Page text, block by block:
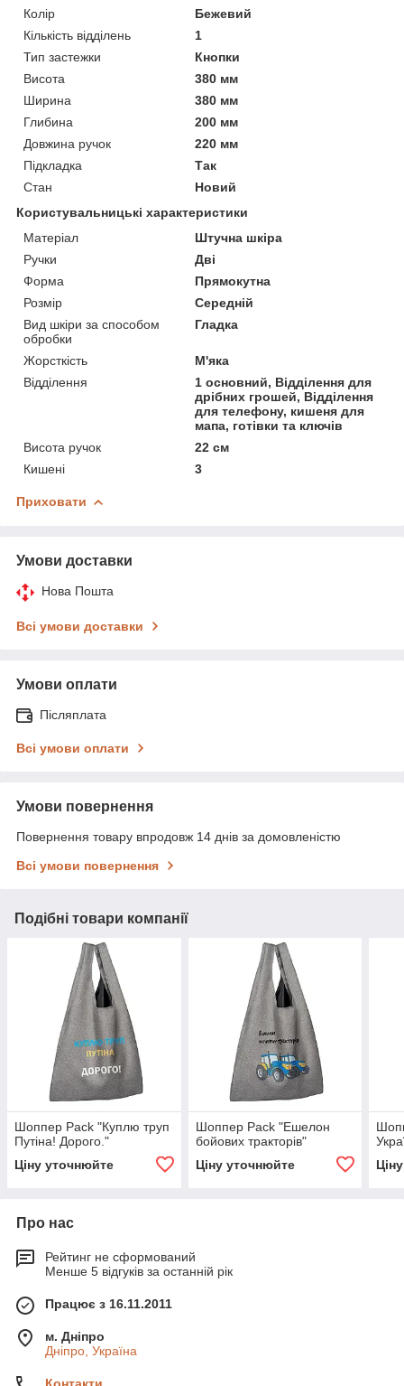
Колір
Бежевий
Кількість відділень
1
Тип застежки
Кнопки
Висота
380 мм
Ширина
380 мм
Глибина
200 мм
Довжина ручок
220 мм
Підкладка
Так
Стан
Новий
Користувальницькі характеристики
Матеріал
Штучна шкіра
Ручки
Дві
Форма
Прямокутна
Розмір
Середній
Вид шкіри за способом
обробки
Гладка
Жорсткість
М'яка
Відділення
1 основний, Відділення для
дрібних грошей, Відділення
для телефону, кишеня для
мапа, готівки та ключів
Висота ручок
22 см
Кишені
3
Приховати
Умови доставки
Нова Пошта
Всі умови доставки
Умови оплати
Післяплата
Всі умови оплати
Умови повернення
Повернення товару впродовж 14 днів за домовленістю
Всі умови повернення
Подібні товари компанії
Шоппер Pack "Куплю труп
Путіна! Дорого."
Ціну уточнюйте
Шоппер Pack "Ешелон
бойових тракторів"
Ціну уточнюйте
Про нас
Рейтинг не сформований
Менше 5 відгуків за останній рік
Працює з 16.11.2011
м. Дніпро
Дніпро, Україна